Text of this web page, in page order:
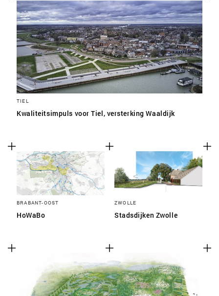
TIEL
Kwaliteitsimpuls voor Tiel, versterking Waaldijk
BRABANT-OOST
HoWaBo
ZWOLLE
Stadsdijken Zwolle